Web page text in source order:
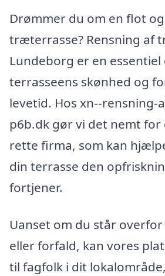
Drømmer du om en flot
træterrasse? Rensning af
Lundeborg er en
terrasseens skønhed og
levetid. Hos xn--rensning-
p6b.dk gør vi det nemt
rette firma, som kan
din terrasse den
fortjener.
Uanset om du står overfor
eller forfald, kan vores
til fagfolk i dit